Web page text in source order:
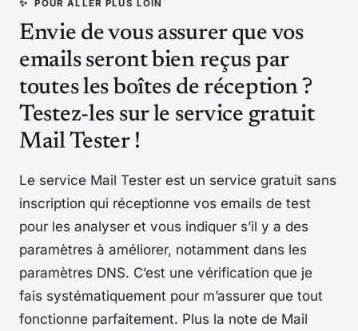
Envie de vous assurer que vos
emails seront bien reçus par
toutes les boîtes de réception ?
Testez-les sur le service gratuit
Mail Tester !
Le service Mail Tester est un service gratuit sans
inscription qui réceptionne vos emails de test
pour les analyser et vous indiquer s’il y a des
paramètres à améliorer, notamment dans les
paramètres DNS. C’est une vérification que je
fais systématiquement pour m’assurer que tout
fonctionne parfaitement. Plus la note de Mail